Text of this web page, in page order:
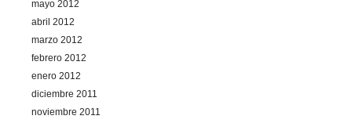
mayo 2012
abril 2012
marzo 2012
febrero 2012
enero 2012
diciembre 2011
noviembre 2011